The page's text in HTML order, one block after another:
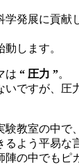
発展に貢
します。
は “ 圧力 ”。
ですが、
験教室の中
よう平易
の中でもピ